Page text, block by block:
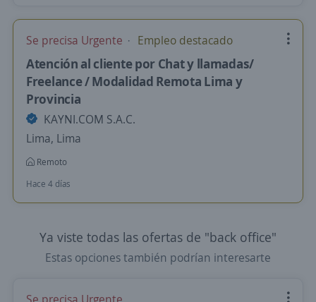
Se precisa Urgente Empleo destacado
Atención al cliente por Chat y llamadas/
Freelance / Modalidad Remota Lima y
Provincia
KAYNI.COM S.A.C.
Lima, Lima
Remoto
Hace 4 días
Ya viste todas las ofertas de "back office"
Estas opciones también podrían interesarte